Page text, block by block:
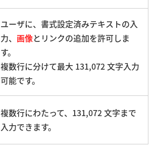
ユーザに、書式設定済みテキストの入
力、 画像とリンクの追加を許可しま
す。
複数行に分けて最大 131,072 文字入力
可能です。
複数行にわたって、131,072 文字まで
入力できます。